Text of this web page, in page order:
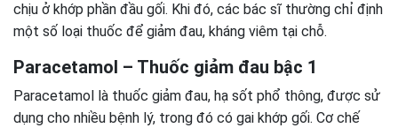
chịu ở khớp phần đầu gối. Khi đó, các bác sĩ thường chỉ định
một số loại thuốc để giảm đau, kháng viêm tại chỗ.
Paracetamol – Thuốc giảm đau bậc 1
Paracetamol là thuốc giảm đau, hạ sốt phổ thông, được sử
dụng cho nhiều bệnh lý, trong đó có gai khớp gối. Cơ chế